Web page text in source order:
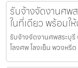
รับจ้างจัดงานศพ
ในที่เดียว พร้อมใ
รับจ้างจัดงานศพสระบุ
โลงศพ โลงเย็น พวงหรี